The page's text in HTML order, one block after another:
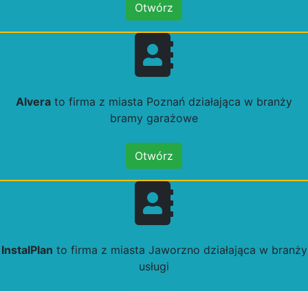
Otwórz
Alvera to firma z miasta Poznań działająca w branży
bramy garażowe
Otwórz
InstalPlan to firma z miasta Jaworzno działająca w branży
usługi